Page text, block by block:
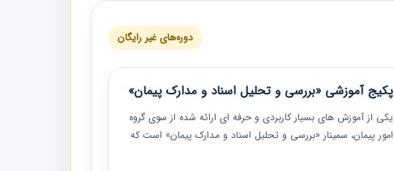
دوره‌های غیر رایگان
پکیج آموزشی «بررسی و تحلیل اسناد و مدارک پیمان»
یکی از آموزش‏‏‏‏‏‏ های بسیار کاربردی و حرفه‏ ای ارائه شده از سوی گروه
امور پیمان، سمینار «بررسی و تحلیل اسناد و مدارک پیمان» است که